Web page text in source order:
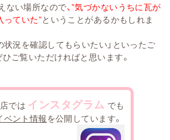
ない場所なので、”気づかないうちに瓦が
ていた”ということがあるかもしれま
状況を確認してもらいたい」といったご
ご覧いただければと思います。
では インスタグラム でも
ベント情報を公開しています。